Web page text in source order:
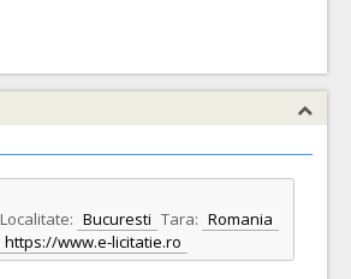
Localitate: Bucuresti Tara: Romania
https://www.e-licitatie.ro